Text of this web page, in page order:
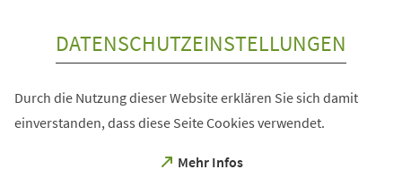
DATENSCHUTZEINSTELLUNGEN
Durch die Nutzung dieser Website erklären Sie sich damit
einverstanden, dass diese Seite Cookies verwendet.
Mehr Infos
(Öffnet